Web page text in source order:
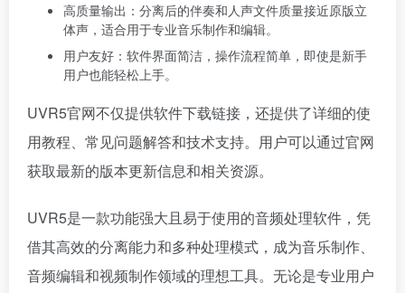
高质量输出：分离后的伴奏和人声文件质量接近原版立
体声，适合用于专业音乐制作和编辑。
用户友好：软件界面简洁，操作流程简单，即使是新手
用户也能轻松上手。
UVR5官网不仅提供软件下载链接，还提供了详细的使
用教程、常见问题解答和技术支持。用户可以通过官网
获取最新的版本更新信息和相关资源。
UVR5是一款功能强大且易于使用的音频处理软件，凭
借其高效的分离能力和多种处理模式，成为音乐制作、
音频编辑和视频制作领域的理想工具。无论是专业用户